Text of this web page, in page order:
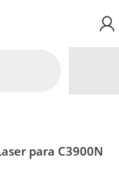
para C3900N